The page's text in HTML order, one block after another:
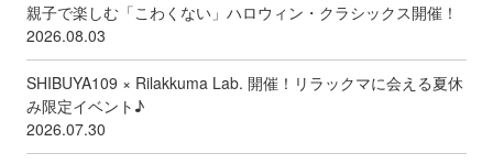
親子で楽しむ「こわくない」ハロウィン・クラシックス開催！
2026.08.03
SHIBUYA109 × Rilakkuma Lab. 開催！リラックマに会える夏休
み限定イベント♪
2026.07.30